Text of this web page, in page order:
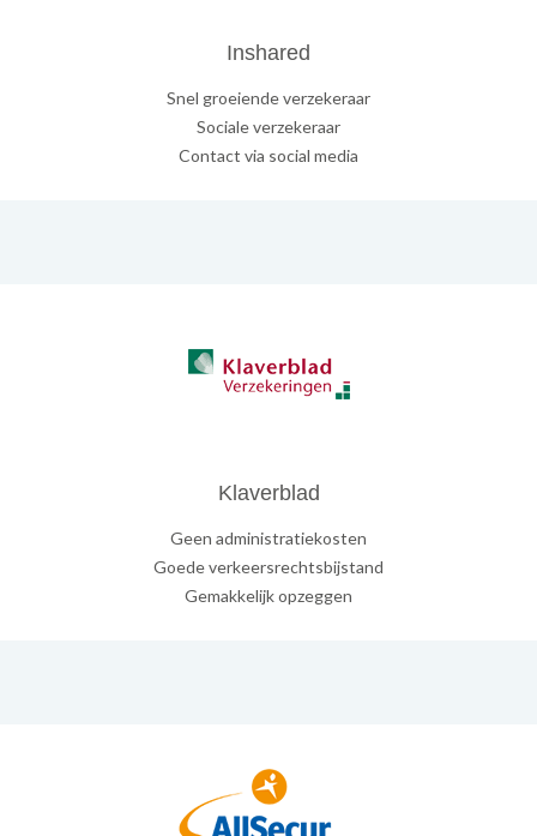
Inshared
Snel groeiende verzekeraar
Sociale verzekeraar
Contact via social media
Klaverblad
Geen administratiekosten
Goede verkeersrechtsbijstand
Gemakkelijk opzeggen